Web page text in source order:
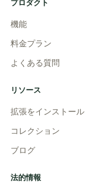
プロダクト
機能
料金プラン
よくある質問
リソース
拡張をインストール
コレクション
ブログ
法的情報